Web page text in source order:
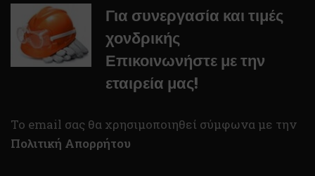
Για συνεργασία και τιμές
χονδρικής
Επικοινωνήστε με την
εταιρεία μας!
To email σας θα χρησιμοποιηθεί σύμφωνα με την
Πολιτική Απορρήτου